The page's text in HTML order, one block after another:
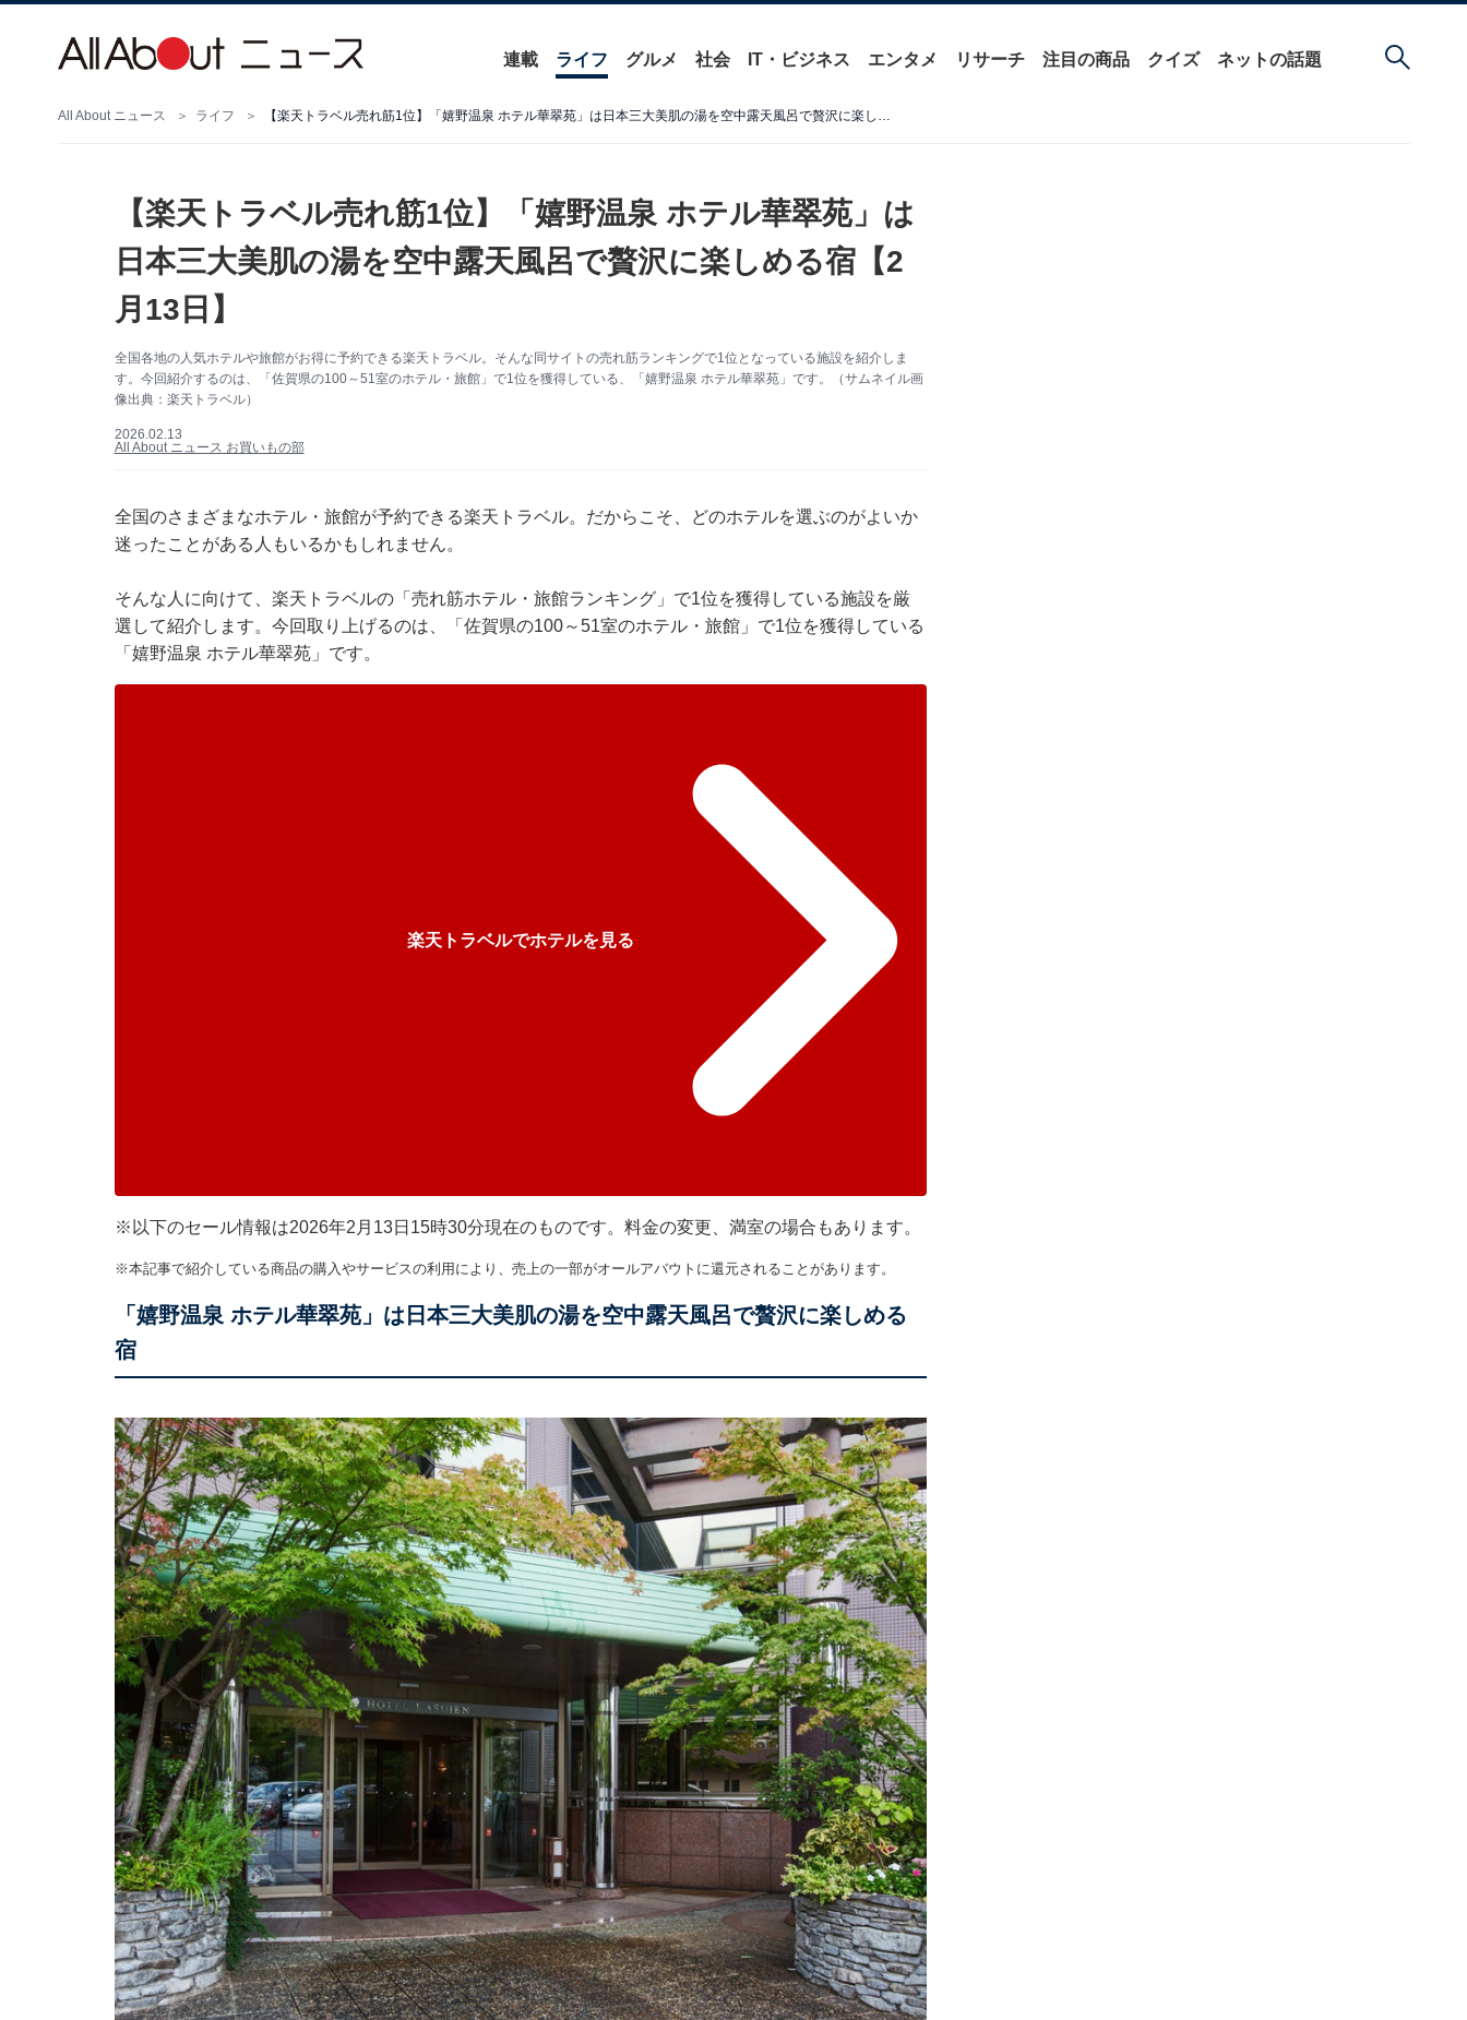
連載 ライフ グルメ 社会 IT・ビジネス エンタメ リサーチ 注目の商品 クイズ ネットの話題
All About ニュース ライフ 【楽天トラベル売れ筋1位】「嬉野温泉 ホテル華翠苑」は日本三大美肌の湯を空中露天風呂で贅沢に楽しめる宿【2月13日】
【楽天トラベル売れ筋1位】「嬉野温泉 ホテル華翠苑」は
日本三大美肌の湯を空中露天風呂で贅沢に楽しめる宿【2
月13日】
全国各地の人気ホテルや旅館がお得に予約できる楽天トラベル。そんな同サイトの売れ筋ランキングで1位となっている施設を紹介しま
す。今回紹介するのは、「佐賀県の100～51室のホテル・旅館」で1位を獲得している、「嬉野温泉 ホテル華翠苑」です。（サムネイル画
像出典：楽天トラベル）
2026.02.13
All About ニュース お買いもの部
全国のさまざまなホテル・旅館が予約できる楽天トラベル。だからこそ、どのホテルを選ぶのがよいか
迷ったことがある人もいるかもしれません。
そんな人に向けて、楽天トラベルの「売れ筋ホテル・旅館ランキング」で1位を獲得している施設を厳
選して紹介します。今回取り上げるのは、「佐賀県の100～51室のホテル・旅館」で1位を獲得している
「嬉野温泉 ホテル華翠苑」です。
楽天トラベルでホテルを見る
※以下のセール情報は2026年2月13日15時30分現在のものです。料金の変更、満室の場合もあります。
※本記事で紹介している商品の購入やサービスの利用により、売上の一部がオールアバウトに還元されることがあります。
「嬉野温泉 ホテル華翠苑」は日本三大美肌の湯を空中露天風呂で贅沢に楽しめる
宿